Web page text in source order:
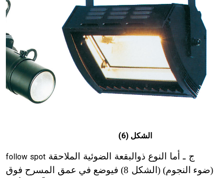
الشكل (6)
ج ـ أما النوع ذوالبقعة الضوئية الملاحقة follow spot
(ضوء النجوم) (الشكل 8) فيوضع في عمق المسرح فوق